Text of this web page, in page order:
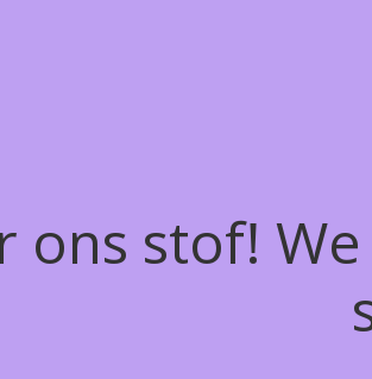
ons stof!